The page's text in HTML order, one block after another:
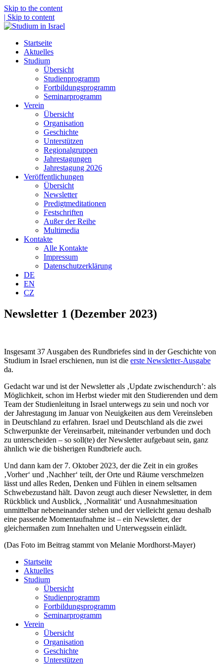
Skip to the content
| Skip to content
Startseite
Aktuelles
Studium
Übersicht
Studienprogramm
Fortbildungsprogramm
Seminarprogramm
Verein
Übersicht
Organisation
Geschichte
Unterstützen
Regionalgruppen
Jahrestagungen
Jahrestagung 2026
Veröffentlichungen
Übersicht
Newsletter
Predigtmeditationen
Festschriften
Außer der Reihe
Multimedia
Kontakte
Alle Kontakte
Impressum
Datenschutzerklärung
DE
EN
CZ
Newsletter 1 (Dezember 2023)
Insgesamt 37 Ausgaben des Rundbriefes sind in der Geschichte von
Studium in Israel erschienen, nun ist die erste Newsletter-Ausgabe
da.
Gedacht war und ist der Newsletter als ‚Update zwischendurch’: als
Möglichkeit, schon im Herbst wieder mit den Studierenden und dem
Team der Studienleitung in Israel unterwegs zu sein und noch vor
der Jahrestagung im Januar von Neuigkeiten aus dem Vereinsleben
in Deutschland zu erfahren. Israel und Deutschland als die zwei
Schwerpunkte der Vereinsarbeit, miteinander verbunden und doch
zu unterscheiden – so soll(te) der Newsletter aufgebaut sein, ganz
ähnlich wie die bisherigen Rundbriefe auch.
Und dann kam der 7. Oktober 2023, der die Zeit in ein großes
‚Vorher‘ und ‚Nachher‘ teilt, der Orte und Räume verschmelzen
lässt und alles Reden, Denken und Fühlen in einem seltsamen
Schwebezustand hält. Davon zeugt auch dieser Newsletter, in dem
Rückblick und Ausblick, ‚Normalität‘ und Ausnahmesituation
unmittelbar nebeneinander stehen und der vielleicht genau deshalb
eine passende Momentaufnahme ist – ein Newsletter, der
gleichermaßen zum Innehalten und Unterwegssein einlädt.
(Das Foto im Beitrag stammt von Melanie Mordhorst-Mayer)
Startseite
Aktuelles
Studium
Übersicht
Studienprogramm
Fortbildungsprogramm
Seminarprogramm
Verein
Übersicht
Organisation
Geschichte
Unterstützen